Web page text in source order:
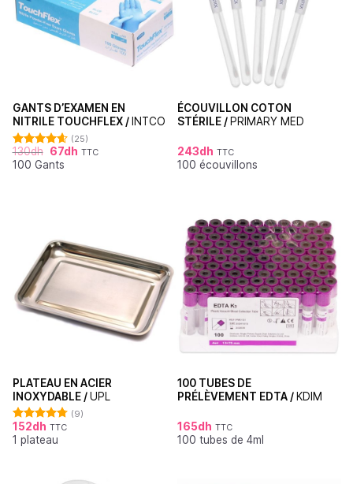
GANTS D’EXAMEN EN
NITRILE TOUCHFLEX / INTCO
Note4.60
sur 5
(25)
130dh 67dh TTC
100 Gants
ÉCOUVILLON COTON
STÉRILE / PRIMARY MED
243dh TTC
100 écouvillons
PLATEAU EN ACIER
INOXYDABLE /UPL
Note4.78
sur 5
(9)
152dh TTC
1 plateau
100 TUBES DE
PRÉLÈVEMENT EDTA / KDIM
165dh TTC
100 tubes de 4ml